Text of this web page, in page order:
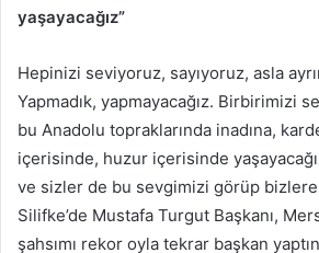
yaşayacağız”
Hepinizi seviyoruz, sayıyoruz, asla
Yapmadık, yapmayacağız. Birbirimizi
bu Anadolu topraklarında inadına,
içerisinde, huzur içerisinde
ve sizler de bu sevgimizi görüp
Silifke’de Mustafa Turgut Başkanı,
şahsımı rekor oyla tekrar başkan